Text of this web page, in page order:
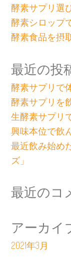
酵素サプリ選
酵素シロップ
酵素食品を摂
最近の投
酵素サプリで
酵素サプリを
生酵素サプリ
興味本位で飲
最近飲み始め
ズ」
最近のコ
アーカイ
2021年3月